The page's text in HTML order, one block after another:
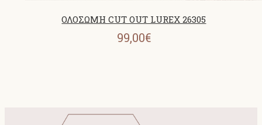
ΟΛΟΣΩΜΗ CUT OUT LUREX 26305
99,00€